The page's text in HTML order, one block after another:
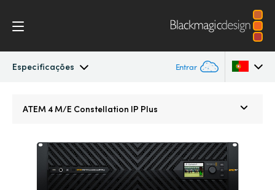
Especificações Entrar
Software Control
Austria
Brazil
ATEM 4 M/E Constellation IP Plus